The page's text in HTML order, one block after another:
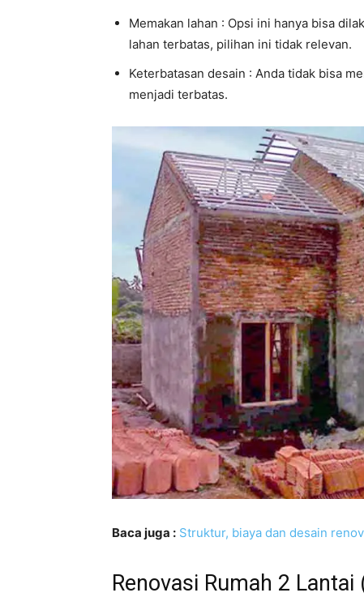
Memakan lahan : Opsi ini hanya bisa
lahan terbatas, pilihan ini tidak relevan.
Keterbatasan desain : Anda tidak bisa
menjadi terbatas.
Baca juga : Struktur, biaya dan desain
Renovasi Rumah 2